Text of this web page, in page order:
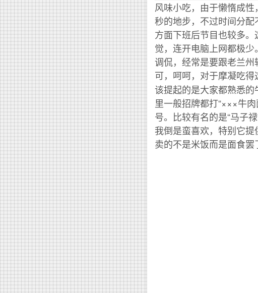
风味小吃，由于懒惰成
秒的地步，不过时间分
方面下班后节目也较多
觉，连开电脑上网都极
调侃，经常是要跟老兰
可，呵呵，对于摩凝吃得
该提起的是大家都熟悉
里一般招牌都打“×××牛
号。比较有名的是“马子
我倒是蛮喜欢，特别它
卖的不是米饭而是面食罢